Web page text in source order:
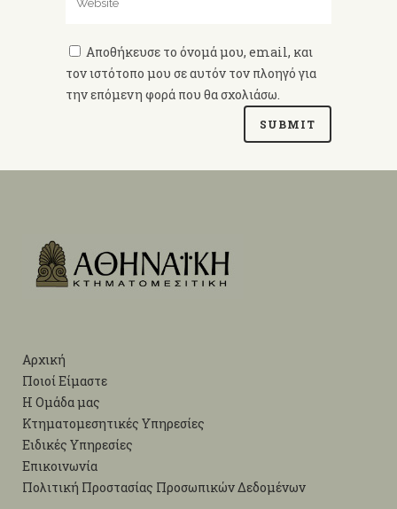
Αποθήκευσε το όνομά μου, email, και
τον ιστότοπο μου σε αυτόν τον πλοηγό για
την επόμενη φορά που θα σχολιάσω.
Αρχική
Ποιοί Είμαστε
Η Ομάδα μας
Κτηματομεσητικές Υπηρεσίες
Ειδικές Υπηρεσίες
Επικοινωνία
Πολιτική Προστασίας Προσωπικών Δεδομένων